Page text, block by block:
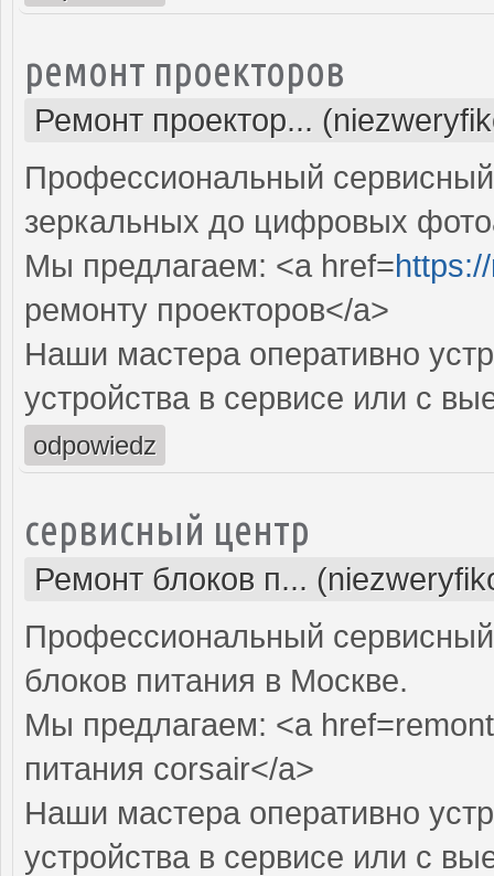
ремонт проекторов
Ремонт проектор...
Профессиональный
зеркальных до цифровых
Мы предлагаем: <a href=
ремонту проекторов</a>
Наши мастера оперативно
устройства в сервисе или с
odpowiedz
сервисный центр
Ремонт блоков п...
Профессиональный
блоков питания в Москве.
Мы предлагаем: <a
питания corsair</a>
Наши мастера оперативно
устройства в сервисе или с